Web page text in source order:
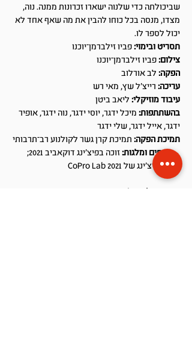
שביכולתה כדי שלנוה ישארו זכרונות ממנה. נוה,
מצדו, מנסה בכל כוחו להבין את מה שאף אחד לא
יכול לספר לו.
תסריט ובימוי:פביו זילברמן־יוכנו
צילום:פביו זילברמן־יוכנו
הפקה: לב אורלוב
עריכה: רייצ'ל שץ, מאי רש
עיבוד מוזיקלי: ליאב ביטן
בהשתתפות: מיכל ידגר, יוסי ידגר, נוה ידגר, אופיר
ידגר, אייל ידגר, שלי ידגר
תמיכת הפקה: תמיכת קרן גשר לקולנוע רב־תרבותי
פרסים ומלגות:
זוכה בפיצ'ינג דוקאביב 2021;
זוכה בפיצ'ינג של 2021 CoPro Lab